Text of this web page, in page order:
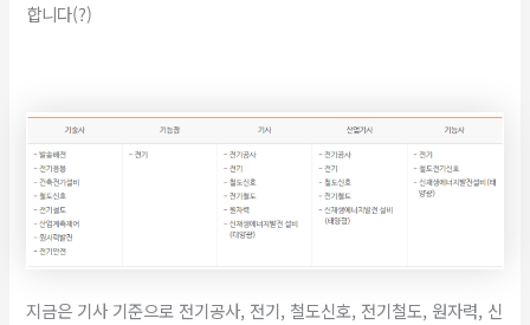
합니다(?)
지금은 기사 기준으로 전기공사, 전기, 철도신호, 전기철도, 원자력, 신